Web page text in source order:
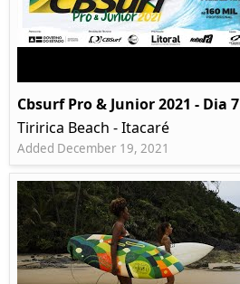
Cbsurf Pro & Junior 2021 - Dia 7
Tiririca Beach - Itacaré
Added December 19, 2021